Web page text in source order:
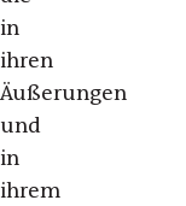
in
ihren
Äußerungen
und
in
ihrem